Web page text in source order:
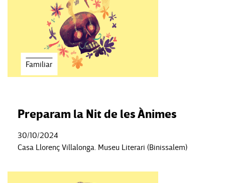
Familiar
Preparam la Nit de les Ànimes
30/10/2024
Casa Llorenç Villalonga. Museu Literari (Binissalem)